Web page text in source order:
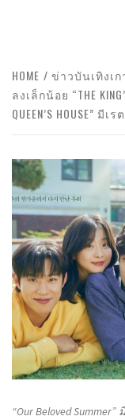
HOME ข่าวบันเทิงเ
ลงเล็กน้อย “THE
QUEEN’S HOUSE” มี
“Our Beloved